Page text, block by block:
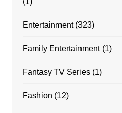
Entertainment(323)
Family Entertainment(1)
Fantasy TV Series(1)
Fashion (12)